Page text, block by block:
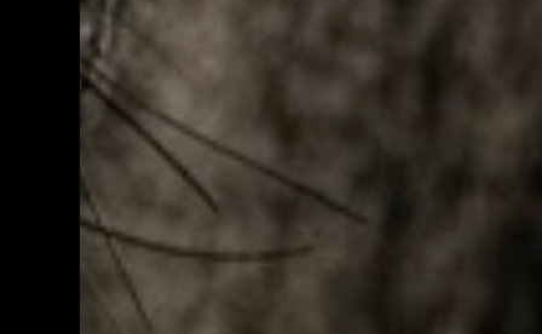
ministro Waldez Góes, do Ministério da
ele foi reincluído no novo PAC que...